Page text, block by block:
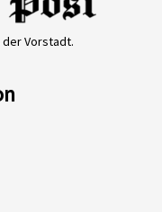
der Vorstadt.